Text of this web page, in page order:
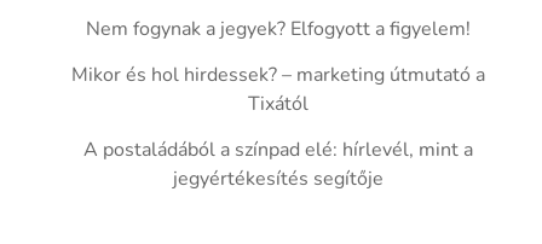
Nem fogynak a jegyek? Elfogyott a figyelem!
Mikor és hol hirdessek? – marketing útmutató a
Tixától
A postaládából a színpad elé: hírlevél, mint a
jegyértékesítés segítője